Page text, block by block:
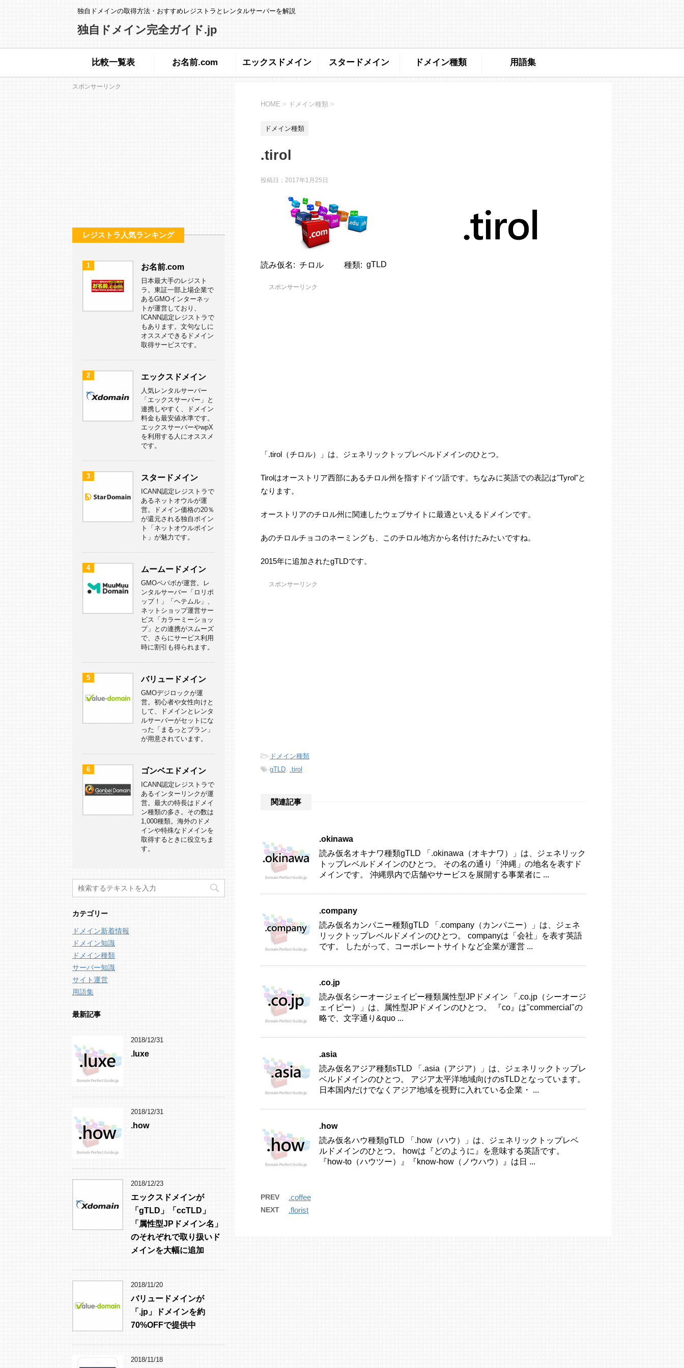
独自ドメインの取得方法・おすすめレジストラとレンタルサーバーを解説
独自ドメイン完全ガイド.jp
比較一覧表 お名前.com エックスドメイン スタードメイン ドメイン種類 用語集
HOME > ドメイン種類 >
ドメイン種類
.tirol
投稿日： 2017年1月25日
読み仮名 チロル 種類 gTLD
スポンサーリンク
「.tirol（チロル）」は、ジェネリックトップレベルドメインのひとつ。
Tirolはオーストリア西部にあるチロル州を指すドイツ語です。ちなみに英語での表記は"Tyrol"と
なります。
オーストリアのチロル州に関連したウェブサイトに最適といえるドメインです。
あのチロルチョコのネーミングも、このチロル地方から名付けたみたいですね。
2015年に追加されたgTLDです。
スポンサーリンク
- ドメイン種類
-gTLD .tirol
関連記事
.okinawa
読み仮名オキナワ種類gTLD 「.okinawa（オキナワ）」は、ジェネリック
トップレベルドメインのひとつ。 その名の通り「沖縄」の地名を表すド
メインです。 沖縄県内で店舗やサービスを展開する事業者に ...
.company
読み仮名カンパニー種類gTLD 「.company（カンパニー）」は、ジェネ
リックトップレベルドメインのひとつ。 companyは「会社」を表す英語
です。 したがって、コーポレートサイトなど企業が運営 ...
.co.jp
読み仮名シーオージェイピー種類属性型JPドメイン 「.co.jp（シーオージ
ェイピー）」は、属性型JPドメインのひとつ。 『co』は"commercial"の
略で、文字通り&quo ...
.asia
読み仮名アジア種類sTLD 「.asia（アジア）」は、ジェネリックトップレ
ベルドメインのひとつ。 アジア太平洋地域向けのsTLDとなっています。
日本国内だけでなくアジア地域を視野に入れている企業・ ...
.how
読み仮名ハウ種類gTLD 「.how（ハウ）」は、ジェネリックトップレベ
ルドメインのひとつ。 howは『どのように』を意味する英語です。
『how-to（ハウツー）』『know-how（ノウハウ）』は日 ...
PREV .coffee
NEXT .florist
スポンサーリンク
レジストラ人気ランキング
1 お名前.com
日本最大手のレジスト
ラ。東証一部上場企業で
あるGMOインターネッ
トが運営しており、
ICANN認定レジストラで
もあります。文句なしに
オススメできるドメイン
取得サービスです。
2 エックスドメイン
人気レンタルサーバー
「エックスサーバー」と
連携しやすく、ドメイン
料金も最安値水準です。
エックスサーバーやwpX
を利用する人にオススメ
です。
3 スタードメイン
ICANN認定レジストラで
あるネットオウルが運
営。ドメイン価格の20％
が還元される独自ポイン
ト「ネットオウルポイン
ト」が魅力です。
4 ムームードメイン
GMOペパボが運営。レ
ンタルサーバー「ロリポ
ップ！」「ヘテムル」、
ネットショップ運営サー
ビス「カラーミーショッ
プ」との連携がスムーズ
で、さらにサービス利用
時に割引も得られます。
5 バリュードメイン
GMOデジロックが運
営。初心者や女性向けと
して、ドメインとレンタ
ルサーバーがセットにな
った「まるっとプラン」
が用意されています。
6 ゴンベエドメイン
ICANN認定レジストラで
あるインターリンクが運
営。最大の特長はドメイ
ン種類の多さ。その数は
1,000種類。海外のドメ
インや特殊なドメインを
取得するときに役立ちま
す。
カテゴリー
ドメイン新着情報
ドメイン知識
ドメイン種類
サーバー知識
サイト運営
用語集
最新記事
2018/12/31
.luxe
2018/12/31
.how
2018/12/23
エックスドメインが
「gTLD」「ccTLD」
「属性型JPドメイン名」
のそれぞれで取り扱いド
メインを大幅に追加
2018/11/20
バリュードメインが
「.jp」ドメインを約
70%OFFで提供中
2018/11/18